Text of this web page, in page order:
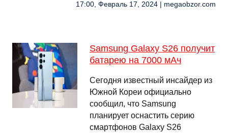
17:00, Февраль 17, 2024 | megaobzor.com
Samsung Galaxy S26 получит
батарею на 7000 мАч
Сегодня известный инсайдер из
Южной Кореи официально
сообщил, что Samsung
планирует оснастить серию
смартфонов Galaxy S26